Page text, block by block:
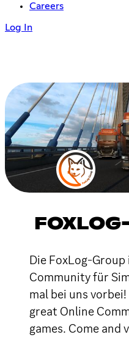
Careers
Log In
Die FoxLog-
Community für
mal bei uns
great Online
games. Come and